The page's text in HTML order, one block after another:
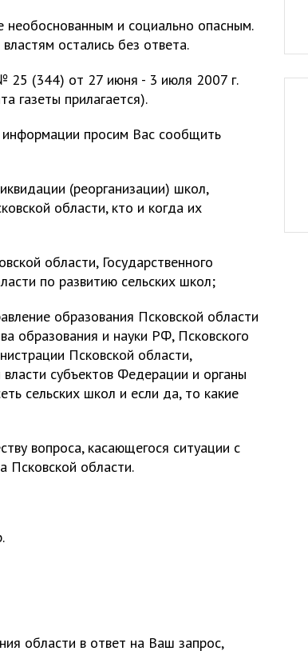
и социально опасным.
остались без ответа.
25 (344) от 27 июня - 3 июля 2007 г.
газеты прилагается).
информации просим Вас сообщить
(реорганизации) школ,
области, кто и когда их
области, Государственного
по развитию сельских школ;
образования Псковской области
образования и науки РФ, Псковского
Псковской области,
субъектов Федерации и органы
сельских школ и если да, то какие
вопроса, касающегося ситуации с
Псковской области.
области в ответ на Ваш запрос,